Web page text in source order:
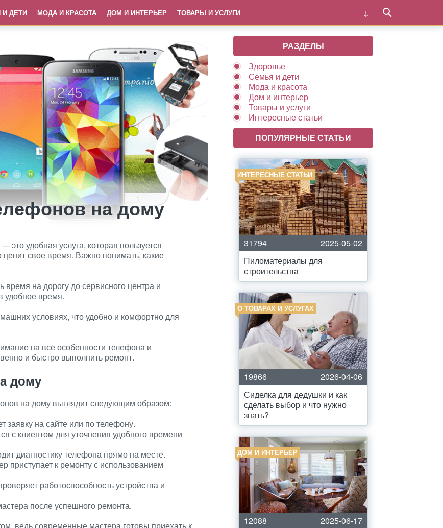
ДЕТИ МОДА И КРАСОТА ДОМ И ИНТЕРЬЕР ТОВАРЫ И УСЛУГИ
на дому
— это удобная услуга, которая пользуется
свое время. Важно понимать, какие
на дорогу до сервисного центра и
удобное время.
условиях, что удобно и комфортно для
на все особенности телефона и
и быстро выполнить ремонт.
дому
на дому выглядит следующим образом:
заявку на сайте или по телефону.
с клиентом для уточнения удобного времени
диагностику телефона прямо на месте.
к ремонту с использованием
работоспособность устройства и
после успешного ремонта.
РАЗДЕЛЫ
Здоровье
Семья и дети
Мода и красота
Дом и интерьер
Товары и услуги
Интересные статьи
ПОПУЛЯРНЫЕ СТАТЬИ
ИНТЕРЕСНЫЕ СТАТЬИ
31794
2025-05-02
Пиломатериалы для
строительства
О ТОВАРАХ И УСЛУГАХ
19866
2026-04-06
Сиделка для дедушки и как
сделать выбор и что нужно
знать?
ДОМ И ИНТЕРЬЕР
12088
2025-06-17